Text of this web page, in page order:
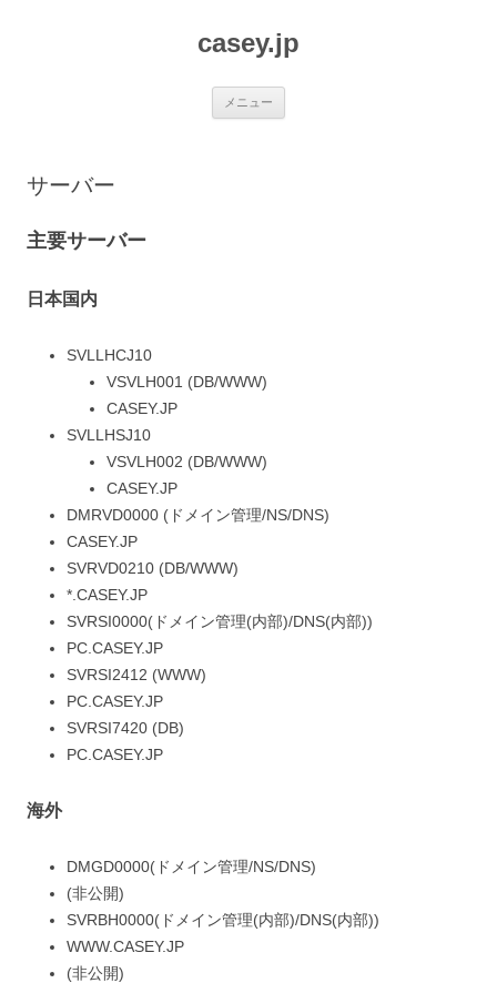
casey.jp
メニュー
サーバー
主要サーバー
日本国内
SVLLHCJ10
VSVLH001 (DB/WWW)
CASEY.JP
SVLLHSJ10
VSVLH002 (DB/WWW)
CASEY.JP
DMRVD0000 (ドメイン管理/NS/DNS)
CASEY.JP
SVRVD0210 (DB/WWW)
*.CASEY.JP
SVRSI0000(ドメイン管理(内部)/DNS(内部))
PC.CASEY.JP
SVRSI2412 (WWW)
PC.CASEY.JP
SVRSI7420 (DB)
PC.CASEY.JP
海外
DMGD0000(ドメイン管理/NS/DNS)
(非公開)
SVRBH0000(ドメイン管理(内部)/DNS(内部))
WWW.CASEY.JP
(非公開)